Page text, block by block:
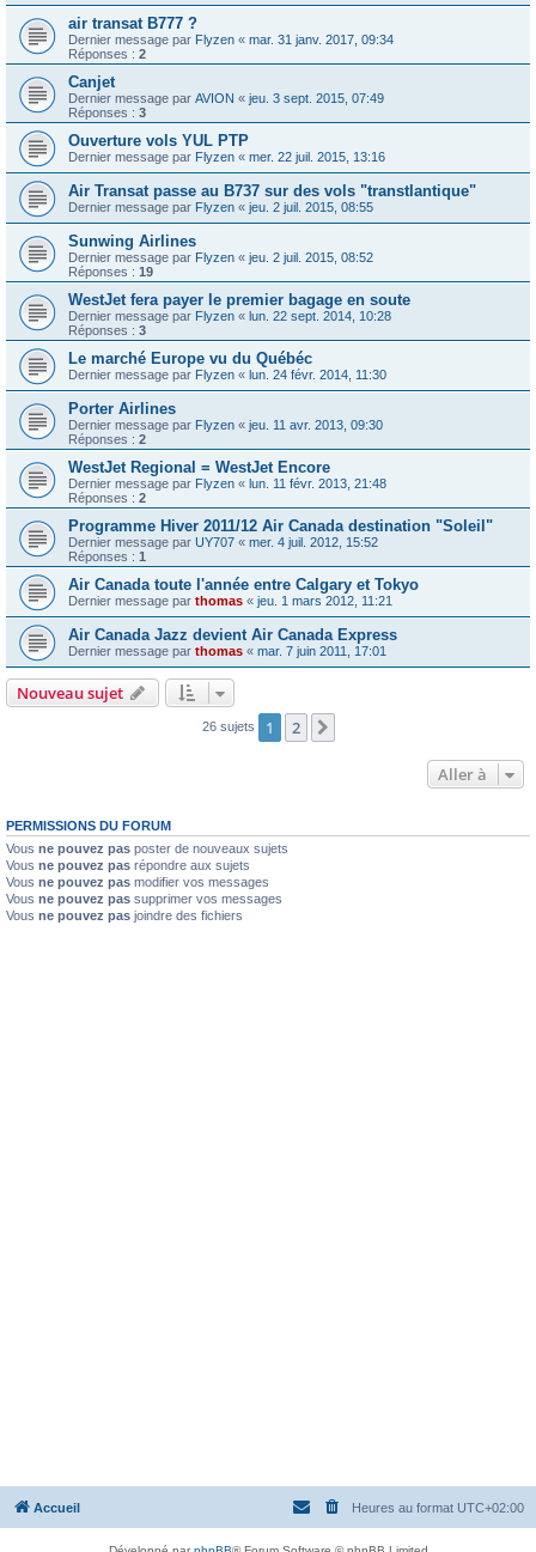
air transat B777 ?
Dernier message par Flyzen « mar. 31 janv. 2017, 09:34
Réponses : 2
Canjet
Dernier message par AVION « jeu. 3 sept. 2015, 07:49
Réponses : 3
Ouverture vols YUL PTP
Dernier message par Flyzen « mer. 22 juil. 2015, 13:16
Air Transat passe au B737 sur des vols "transtlantique"
Dernier message par Flyzen « jeu. 2 juil. 2015, 08:55
Sunwing Airlines
Dernier message par Flyzen « jeu. 2 juil. 2015, 08:52
Réponses : 19
WestJet fera payer le premier bagage en soute
Dernier message par Flyzen « lun. 22 sept. 2014, 10:28
Réponses : 3
Le marché Europe vu du Québéc
Dernier message par Flyzen « lun. 24 févr. 2014, 11:30
Porter Airlines
Dernier message par Flyzen « jeu. 11 avr. 2013, 09:30
Réponses : 2
WestJet Regional = WestJet Encore
Dernier message par Flyzen « lun. 11 févr. 2013, 21:48
Réponses : 2
Programme Hiver 2011/12 Air Canada destination "Soleil"
Dernier message par UY707 « mer. 4 juil. 2012, 15:52
Réponses : 1
Air Canada toute l'année entre Calgary et Tokyo
Dernier message par thomas « jeu. 1 mars 2012, 11:21
Air Canada Jazz devient Air Canada Express
Dernier message par thomas « mar. 7 juin 2011, 17:01
Nouveau sujet
26 sujets 1 2
Aller à
PERMISSIONS DU FORUM
Vous ne pouvez pas poster de nouveaux sujets
Vous ne pouvez pas répondre aux sujets
Vous ne pouvez pas modifier vos messages
Vous ne pouvez pas supprimer vos messages
Vous ne pouvez pas joindre des fichiers
Accueil Heures au format UTC+02:00